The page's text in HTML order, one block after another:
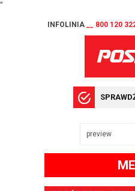
"
INFOLINIA __ 800 120